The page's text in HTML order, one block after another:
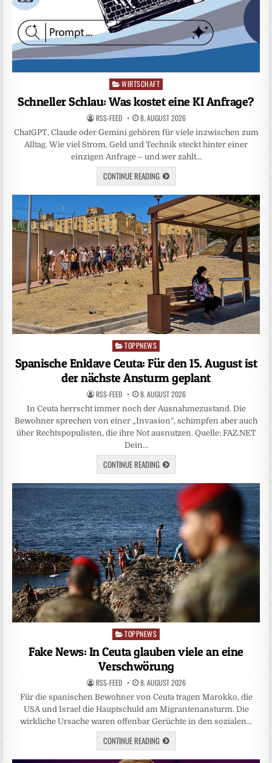
Posted
in
WIRTSCHAFT
Schneller Schlau: Was kostet eine KI Anfrage?
RSS-FEED 8. AUGUST 2026
ChatGPT, Claude oder Gemini gehören für viele inzwischen zum
Alltag. Wie viel Strom, Geld und Technik steckt hinter einer
einzigen Anfrage – und wer zahlt…
CONTINUE READING
Posted
in
TOPPNEWS
Spanische Enklave Ceuta: Für den 15. August ist
der nächste Ansturm geplant
RSS-FEED 8. AUGUST 2026
In Ceuta herrscht immer noch der Ausnahmezustand. Die
Bewohner sprechen von einer „Invasion“, schimpfen aber auch
über Rechtspopulisten, die ihre Not ausnutzen. Quelle: FAZ.NET
Dein…
CONTINUE READING
Posted
TOPPNEWS
Fake News: In Ceuta glauben viele an eine
Verschwörung
RSS-FEED 8. AUGUST 2026
Für die spanischen Bewohner von Ceuta tragen Marokko, die
USA und Israel die Hauptschuld am Migrantenansturm. Die
wirkliche Ursache waren offenbar Gerüchte in den sozialen…
CONTINUE READING